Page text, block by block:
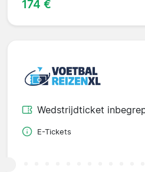
174 €
Wedstrijdticket
E-Tickets